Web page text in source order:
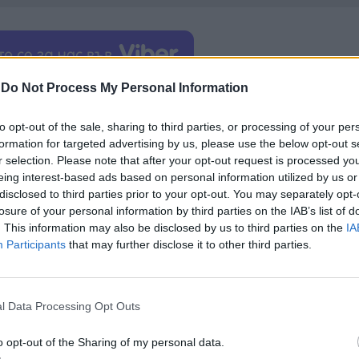
Do Not Process My Personal Information
opt-out of the sale, sharing to third parties, or processing of your
for targeted advertising by us, please use the below opt-out
selection. Please note that after your opt-out request is processed
interest-based ads based on personal information utilized by us
to third parties prior to your opt-out. You may separately
of your personal information by third parties on the IAB’s list of
This information may also be disclosed by us to third parties on the
Participants that may further disclose it to other third parties.
Data Processing Opt Outs
opt-out of the Sharing of my personal data.
от 90 години
ѝ са се появявали и преди и последно
планира да разкрие работни места и в други
, включително в Париж, Джакарта и Маями,
асоциация.